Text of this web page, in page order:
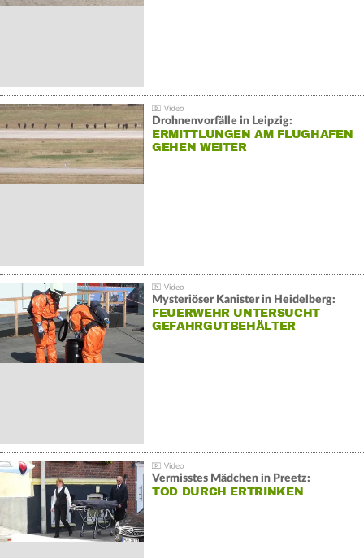
Drohnenvorfälle in Leipzig:
ERMITTLUNGEN AM FLUGHAFEN
GEHEN WEITER
Mysteriöser Kanister in Heidelberg:
FEUERWEHR UNTERSUCHT
GEFAHRGUTBEHÄLTER
Vermisstes Mädchen in Preetz:
TOD DURCH ERTRINKEN